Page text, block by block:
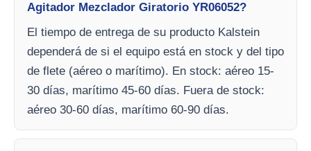
Agitador Mezclador Giratorio YR06052?
El tiempo de entrega de su producto Kalstein
dependerá de si el equipo está en stock y del tipo
de flete (aéreo o marítimo). En stock: aéreo 15-
30 días, marítimo 45-60 días. Fuera de stock:
aéreo 30-60 días, marítimo 60-90 días.